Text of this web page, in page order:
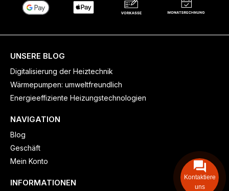
UNSERE BLOG
Digitalisierung der Heiztechnik
Wärmepumpen: umweltfreundlich
Energieeffiziente Heizungstechnologien
NAVIGATION
Blog
Geschäft
Mein Konto
INFORMATIONEN
Kontaktiere
uns